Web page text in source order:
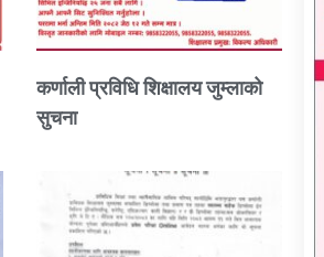
कर्णाली प्रविधि शिक्षालय जुम्लाको
सुचना